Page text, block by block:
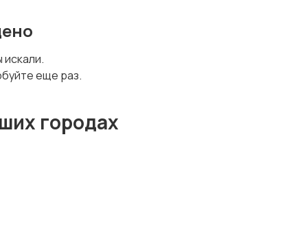
искали.
еще раз.
городах